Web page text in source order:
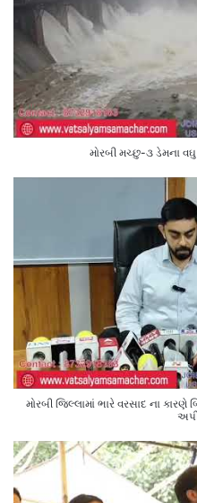
મોરબી મચ્છુ-૩ ડેમના
મોરબી જિલ્લામાં ભારે વરસાદ ના